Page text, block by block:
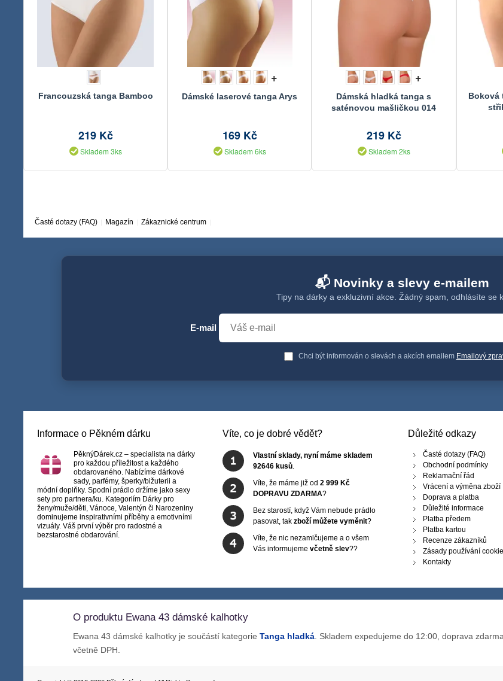
Francouzská tanga Bamboo
219 Kč
Skladem 3ks
+
Dámské laserové tanga Arys
169 Kč
Skladem 6ks
+
Dámská hladká tanga s
saténovou mašličkou 014
219 Kč
Skladem 2ks
Boková
Časté dotazy (FAQ) Magazín Zákaznické centrum
📬 Novinky a slevy e-mailem
Tipy na dárky a exkluzivní akce. Žádný spam, odhlásíte se
E-mail
Chci být informován o slevách a akcích emailem Emailový
Informace o Pěkném dárku
PěknýDárek.cz – specialista na dárky
pro každou příležitost a každého
obdarovaného. Nabízíme dárkové
sady, parfémy, šperky/bižuterii a
módní doplňky. Spodní prádlo držíme jako sexy
sety pro partnera/ku. Kategoriím Dárky pro
ženy/muže/děti, Vánoce, Valentýn či Narozeniny
dominujeme inspirativními příběhy a emotivními
vizuály. Váš první výběr pro radostné a
bezstarostné obdarování.
Víte, co je dobré vědět?
Vlastní sklady, nyní máme skladem
92646 kusů.
Víte, že máme již od 2 999 Kč
DOPRAVU ZDARMA?
Bez starostí, když Vám nebude prádlo
pasovat, tak zboží můžete vyměnit?
Víte, že nic nezamlčujeme a o všem
Vás informujeme včetně slev??
Důležité odkazy
Časté dotazy (FAQ)
Obchodní podmínky
Reklamační řád
Vrácení a výměna zboží
Doprava a platba
Důležité informace
Platba předem
Platba kartou
Recenze zákazníků
Zásady používání cookie
Kontakty
O produktu Ewana 43 dámské kalhotky
Ewana 43 dámské kalhotky je součástí kategorie Tanga hladká. Skladem expedujeme do 12:00, doprava
včetně DPH.